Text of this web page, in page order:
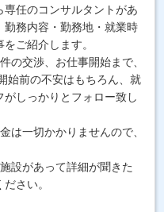
任のコンサルタントがあ
務内容・勤務地・就業時
ご紹介します。
の交渉、お仕事開始まで、
始前の不安はもちろん、就
しっかりとフォロー致し
は一切かかりませんので、
設があって詳細が聞きた
さい。